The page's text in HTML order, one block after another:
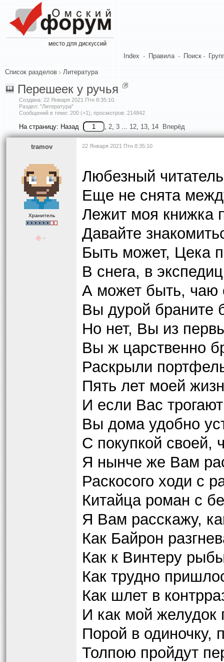
Index · Правила · Поиск ·
Список разделов Литература
Перешеек у ручья
Создана: 22 Января 2021 Птн 8:35:10
Раздел: "Литература"
Сообщений в теме: 200 (+1), просмотров: 214842
На страницу: Назад , 2, 3... 12, 13, 14 Вперёд
tramov
Хранитель
22 Января 2021 Птн 8:35:10
Любезный
Еще не снята
Лежит моя книжка
Давайте
Быть может, Цека
В снега, в
А может быть, чаю
Вы дурой браните
Но нет, Вы из
Вы ж царственно
Раскрыли
Пять лет моей
И если Вас
Вы дома удобно
С покупкой своей,
Я нынче же Вам
Раскосого ходи с
Китайца роман с
Я Вам расскажу,
Как Байрон
Как к Винтеру
Как трудно
Как шлет в
И как мой желудок
Порой в одиночку,
Толпою пройдут